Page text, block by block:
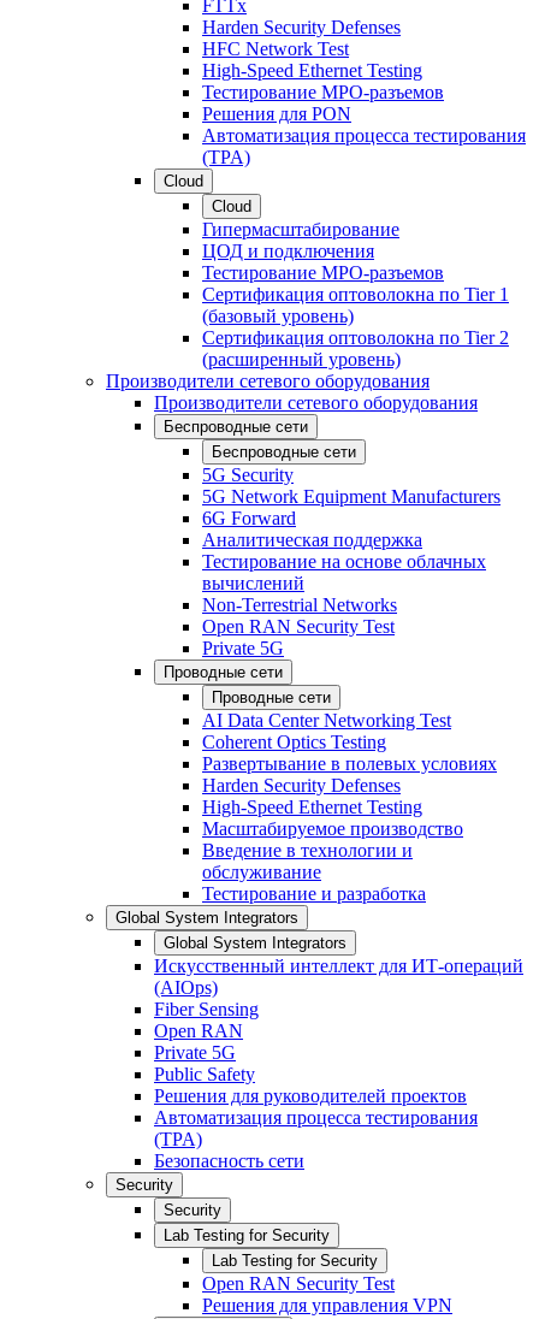
FTTx
Harden Security Defenses
HFC Network Test
High-Speed Ethernet Testing
Тестирование МРО-разъемов
Решения для PON
Автоматизация процесса тестирования
(TPA)
Cloud
Cloud
Гипермасштабирование
ЦОД и подключения
Тестирование МРО-разъемов
Сертификация оптоволокна по Tier 1
(базовый уровень)
Сертификация оптоволокна по Tier 2
(расширенный уровень)
Производители сетевого оборудования
Производители сетевого оборудования
Беспроводные сети
Беспроводные сети
5G Security
5G Network Equipment Manufacturers
6G Forward
Аналитическая поддержка
Тестирование на основе облачных
вычислений
Non-Terrestrial Networks
Open RAN Security Test
Private 5G
Проводные сети
Проводные сети
AI Data Center Networking Test
Coherent Optics Testing
Развертывание в полевых условиях
Harden Security Defenses
High-Speed Ethernet Testing
Масштабируемое производство
Введение в технологии и
обслуживание
Тестирование и разработка
Global System Integrators
Global System Integrators
Искусственный интеллект для ИТ-операций
(AIOps)
Fiber Sensing
Open RAN
Private 5G
Public Safety
Решения для руководителей проектов
Автоматизация процесса тестирования
(TPA)
Безопасность сети
Security
Security
Lab Testing for Security
Lab Testing for Security
Open RAN Security Test
Решения для управления VPN